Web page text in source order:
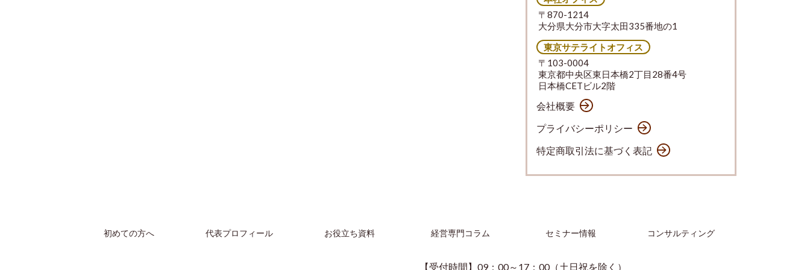
〒870-1214
大分県大分市大字太田335番地の1
東京サテライトオフィス
〒103-0004
東京都中央区東日本橋2丁目28番4号
日本橋CETビル2階
会社概要
プライバシーポリシー
特定商取引法に基づく表記
初めての方へ 代表プロフィール お役立ち資料 経営専門コラム セミナー情報 コンサルティング
【受付時間】09：00～17：00（土日祝を除く）